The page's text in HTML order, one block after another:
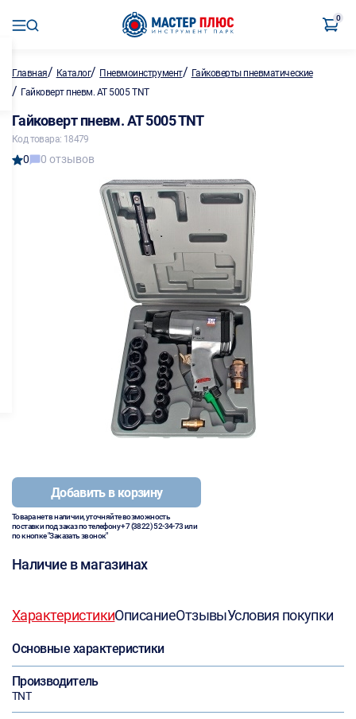
0
Главная/ Каталог/ Пневмоинструмент/ Гайковерты пневматические
/ Гайковерт пневм. AT 5005 TNT
Гайковерт пневм. AT 5005 TNT
Код товара: 18479
0 0 отзывов
Добавить в корзину
Товара нет в наличии, уточняйте возможность
поставки под заказ по телефону+7 (3822) 52-34-73или
по кнопке "Заказать звонок"
Наличие в магазинах
ХарактеристикиОписаниеОтзывыУсловия покупки
Основные характеристики
Производитель
TNT